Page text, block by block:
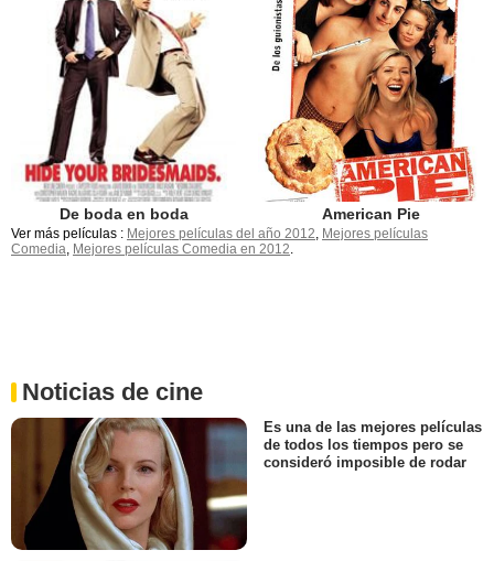
De boda en boda American Pie
Ver más películas : Mejores películas del año 2012, Mejores películas
Comedia, Mejores películas Comedia en 2012.
Noticias de cine
Es una de las mejores películas
de todos los tiempos pero se
consideró imposible de rodar